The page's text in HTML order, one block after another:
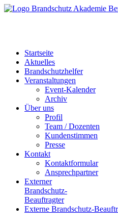
Startseite
Aktuelles
Brandschutzhelfer
Veranstaltungen
Event-Kalender
Archiv
Über uns
Profil
Team / Dozenten
Kundenstimmen
Presse
Kontakt
Kontaktformular
Ansprechpartner
Externer
Brandschutz-
Beauftragter
Externe Brandschutz-